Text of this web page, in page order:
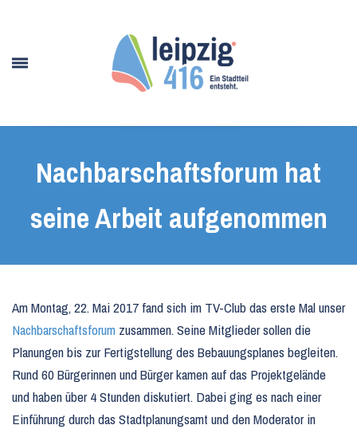
Nachbarschaftsforum hat
seine Arbeit aufgenommen
Am Montag, 22. Mai 2017 fand sich im TV-Club das erste Mal unser
Nachbarschaftsforum zusammen. Seine Mitglieder sollen die
Planungen bis zur Fertigstellung des Bebauungsplanes begleiten.
Rund 60 Bürgerinnen und Bürger kamen auf das Projektgelände
und haben über 4 Stunden diskutiert. Dabei ging es nach einer
Einführung durch das Stadtplanungsamt und den Moderator in